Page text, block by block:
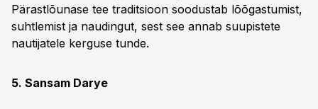
Pärastlõunase tee traditsioon soodustab lõõgastumist,
suhtlemist ja naudingut, sest see annab suupistete
nautijatele kerguse tunde.
5. Sansam Darye